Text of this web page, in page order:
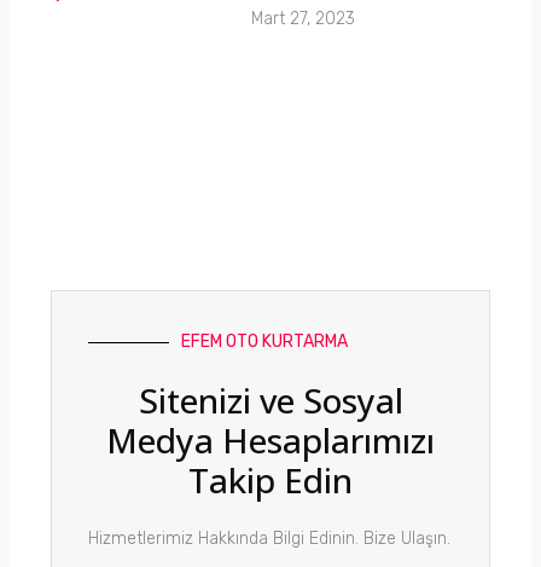
Mart 27, 2023
EFEM OTO KURTARMA
Sitenizi ve Sosyal
Medya Hesaplarımızı
Takip Edin
Hizmetlerimiz Hakkında Bilgi Edinin. Bize Ulaşın.